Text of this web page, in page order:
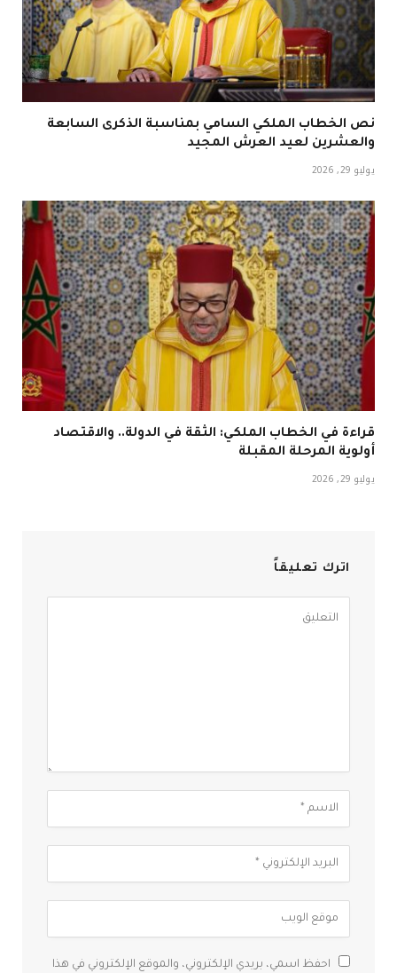
نص الخطاب الملكي السامي بمناسبة الذكرى السابعة
والعشرين لعيد العرش المجيد
يوليو 29, 2026
قراءة في الخطاب الملكي: الثقة في الدولة.. والاقتصاد
أولوية المرحلة المقبلة
يوليو 29, 2026
اترك تعليقاً
احفظ اسمي، بريدي الإلكتروني، والموقع الإلكتروني في هذا